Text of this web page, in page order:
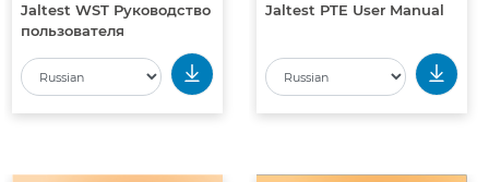
Jaltest WST Руководство
пользователя
Jaltest PTE User Manual